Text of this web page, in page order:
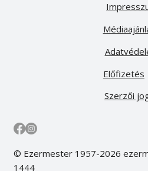
Előfizetés
Szerzői
© Ezermester 1957-2026
1444